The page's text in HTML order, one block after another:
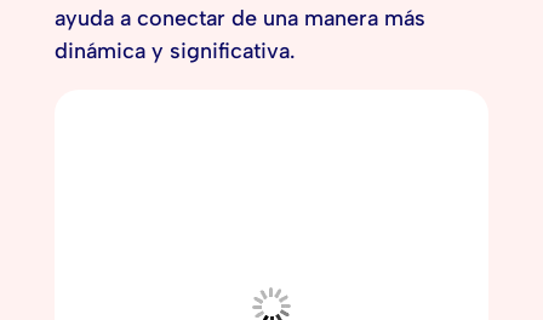
ayuda a conectar de una manera más
dinámica y significativa.